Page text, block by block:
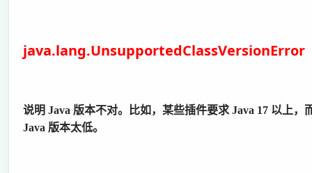
java.lang.UnsupportedClassVersionError
说明 Java 版本不对。比如，某些插件要求 Java 17 以上，
Java 版本太低。